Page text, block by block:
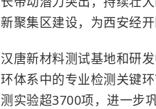
新聚集区建设，为西安经
汉唐新材料测试基地和研
环体系中的专业检测关键
测实验超3700项，进一步